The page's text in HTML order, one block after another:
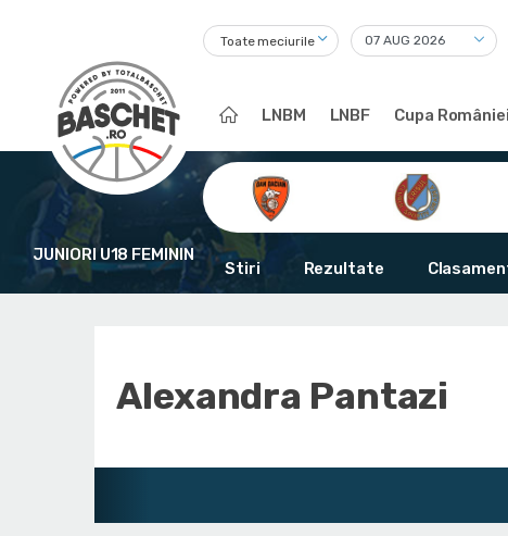
Toate meciurile
LNBM LNBF Cupa României
JUNIORI U18 FEMININ
Stiri Rezultate
Alexandra Pantazi